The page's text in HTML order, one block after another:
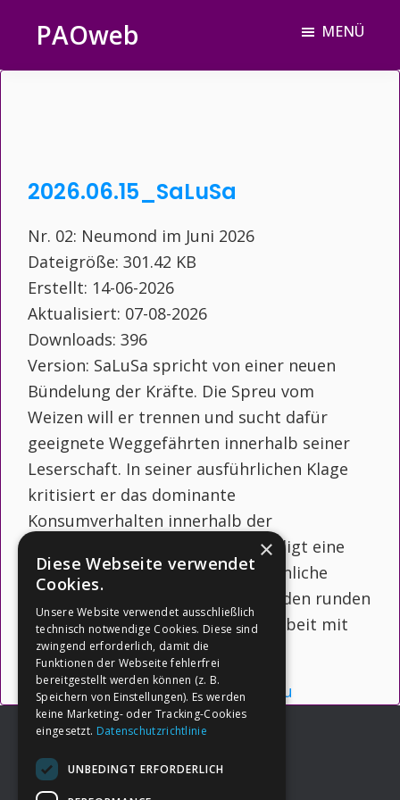
Inhalt
springen
Seitenspalte
springen
Fußzeile
springen
PAOweb MENÜ
2026.06.15_SaLuSa
Nr. 02: Neumond im Juni 2026
Dateigröße: 301.42 KB
Erstellt: 14-06-2026
Aktualisiert: 07-08-2026
Downloads: 396
Version: SaLuSa spricht von einer neuen
Bündelung der Kräfte. Die Spreu vom
Weizen will er trennen und sucht dafür
geeignete Weggefährten innerhalb seiner
Leserschaft. In seiner ausführlichen Klage
kritisiert er das dominante
Konsumverhalten innerhalb der
esoterischen Matrix. SaLuSa kündigt eine
sirianische Ausbildung an. Erstaunliche
Aktivitäten der Föderation auf Erden runden
seine Übermittlung ab. Energiearbeit mit
SaLuSa, 1. Teil.
Herunterladen
Vorschau
→Deine Spende
×
Diese Webseite verwendet
Cookies.
Unsere Website verwendet ausschließlich
technisch notwendige Cookies. Diese sind
zwingend erforderlich, damit die
Funktionen der Webseite fehlerfrei
bereitgestellt werden können (z. B.
Speichern von Einstellungen). Es werden
keine Marketing- oder Tracking-Cookies
eingesetzt. Datenschutzrichtlinie
UNBEDINGT ERFORDERLICH